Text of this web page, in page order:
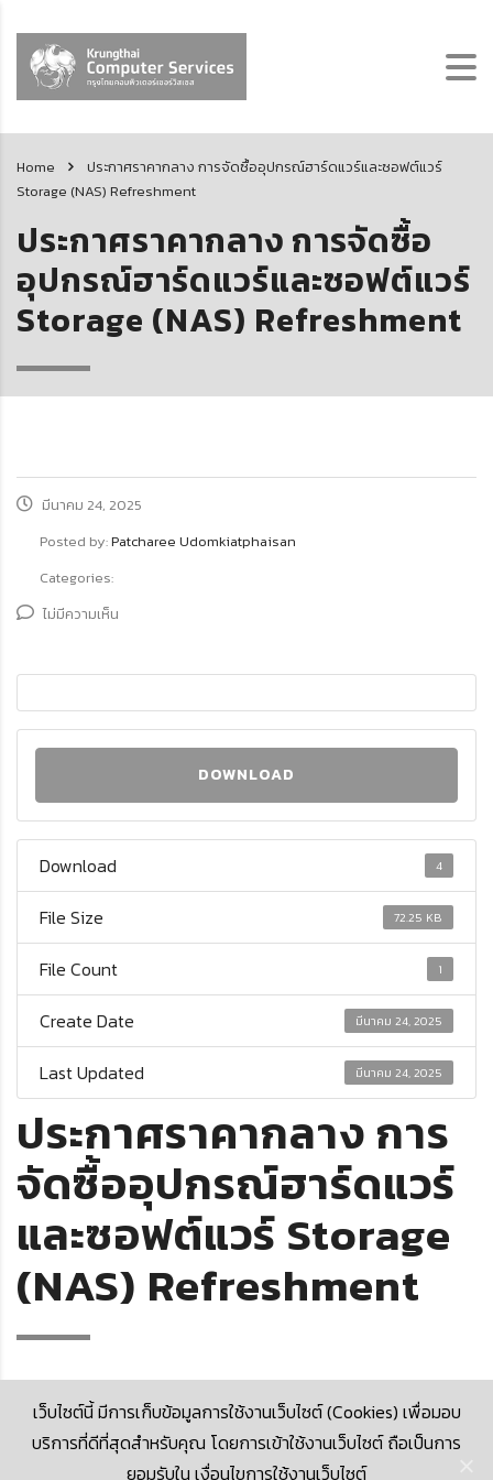
Home
ประกาศราคากลาง การจัดซื้ออุปกรณ์ฮาร์ดแวร์และซอฟต์แวร์
Storage (NAS) Refreshment
ประกาศราคากลาง การจัดซื้อ
อุปกรณ์ฮาร์ดแวร์และซอฟต์แวร์
Storage (NAS) Refreshment
มีนาคม 24, 2025
Posted by:Patcharee Udomkiatphaisan
Categories:
ไม่มีความเห็น
DOWNLOAD
Download 4
File Size 72.25 KB
File Count 1
Create Date มีนาคม 24, 2025
Last Updated มีนาคม 24, 2025
ประกาศราคากลาง การ
จัดซื้ออุปกรณ์ฮาร์ดแวร์
และซอฟต์แวร์ Storage
(NAS) Refreshment
เว็บไซต์นี้ มีการเก็บข้อมูลการใช้งานเว็บไซต์ (Cookies) เพื่อมอบ
บริการที่ดีที่สุดสำหรับคุณ โดยการเข้าใช้งานเว็บไซต์ ถือเป็นการ
ยอมรับใน เงื่อนไขการใช้งานเว็บไซต์